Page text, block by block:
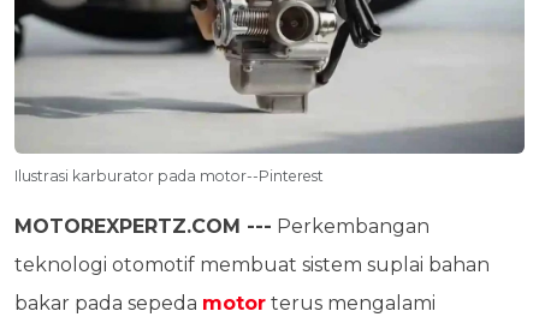
Ilustrasi karburator pada motor--Pinterest
MOTOREXPERTZ.COM --- Perkembangan
teknologi otomotif membuat sistem suplai bahan
bakar pada sepeda motor terus mengalami